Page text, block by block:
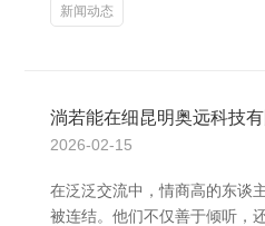
新闻动态
淌若能在细昆明奥远科技
2026-02-15
在泛泛交流中，情商高的东谈
被连结。他们不仅善于倾听，